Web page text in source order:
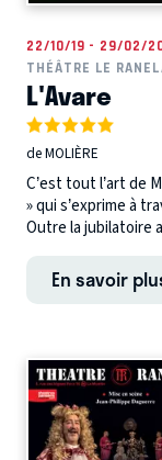
22/10/19 - 29/02/
THÉÂTRE LE
L'Avare
de MOLIÈRE
C’est tout l’art de
» qui s’exprime à
Outre la jubilatoire
En savoir